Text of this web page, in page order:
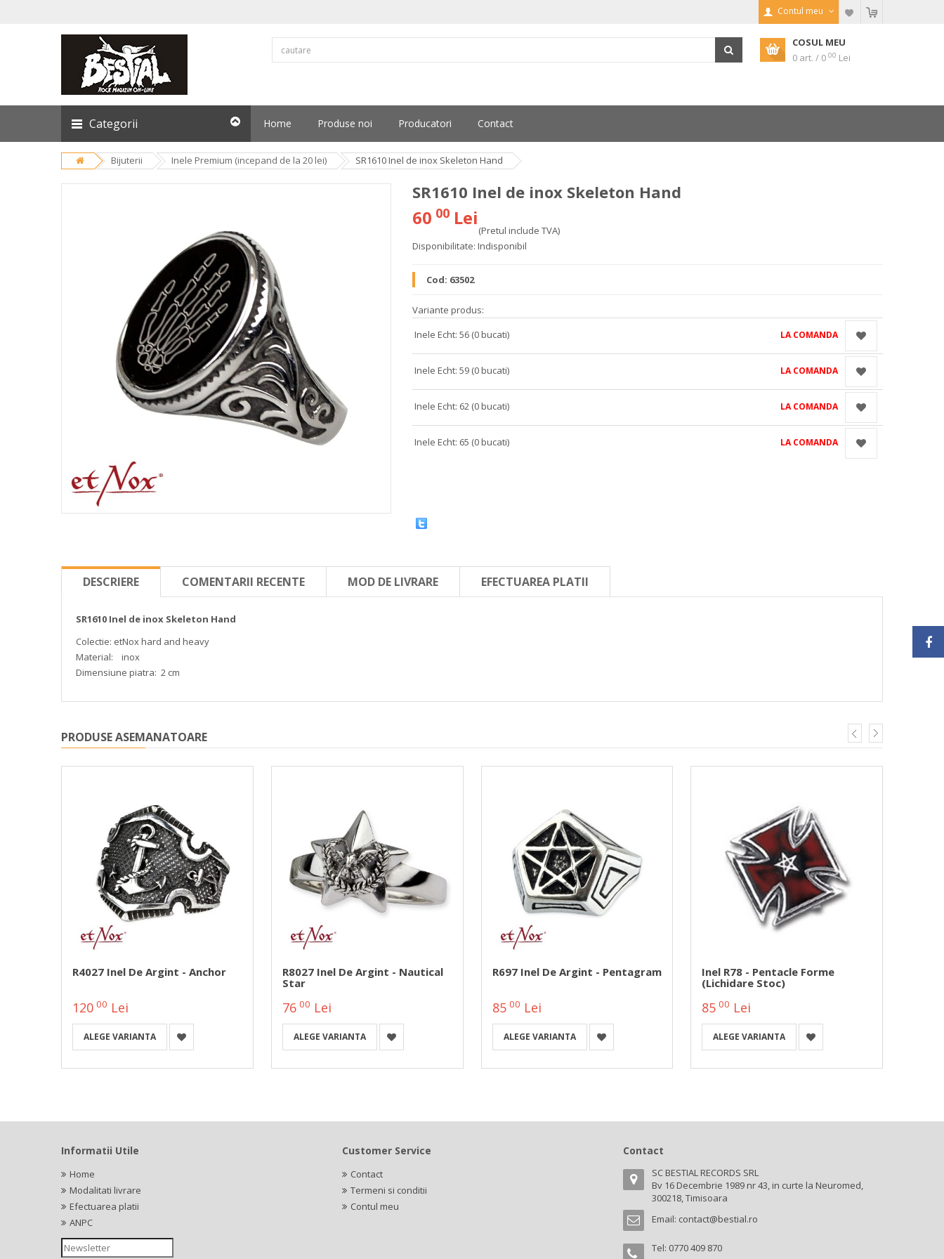
Contul meu
COSUL MEU
0 art. / 0 00 Lei
Categorii Home Produse noi Producatori Contact
Bijuterii Inele Premium (incepand de la 20 lei) SR1610 Inel de inox Skeleton Hand
SR1610 Inel de inox Skeleton Hand
60 00 Lei
(Pretul include TVA)
Disponibilitate: Indisponibil
Cod: 63502
Variante produs:
Inele Echt: 56 (0 bucati)
LA COMANDA
Inele Echt: 59 (0 bucati) LA COMANDA
Inele Echt: 62 (0 bucati) LA COMANDA
Inele Echt: 65 (0 bucati) LA COMANDA
DESCRIERE COMENTARII RECENTE MOD DE LIVRARE EFECTUAREA PLATII
SR1610 Inel de inox Skeleton Hand
Colectie: etNox hard and heavy
Material: inox
Dimensiune piatra: 2 cm
PRODUSE ASEMANATOARE
R4027 Inel De Argint - Anchor
120 00 Lei
ALEGE VARIANTA
R8027 Inel De Argint - Nautical
Star
76 00 Lei
ALEGE VARIANTA
R697 Inel De Argint - Pentagram
85 00 Lei
ALEGE VARIANTA
Inel R78 - Pentacle Forme
(lichidare Stoc)
85 00 Lei
ALEGE VARIANTA
Informatii Utile
Home
Modalitati livrare
Efectuarea platii
ANPC
Customer Service
Contact
Termeni si conditii
Contul meu
Contact
SC BESTIAL RECORDS SRL
Bv 16 Decembrie 1989 nr 43, in curte la Neuromed,
300218, Timisoara
Email: contact@bestial.ro
Tel: 0770 409 870